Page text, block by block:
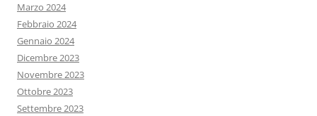
Marzo 2024
Febbraio 2024
Gennaio 2024
Dicembre 2023
Novembre 2023
Ottobre 2023
Settembre 2023